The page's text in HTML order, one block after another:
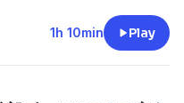
シアの物流拠点を攻
究員の畔蒜泰助さん）
に黒字転換』
1h 10min Play